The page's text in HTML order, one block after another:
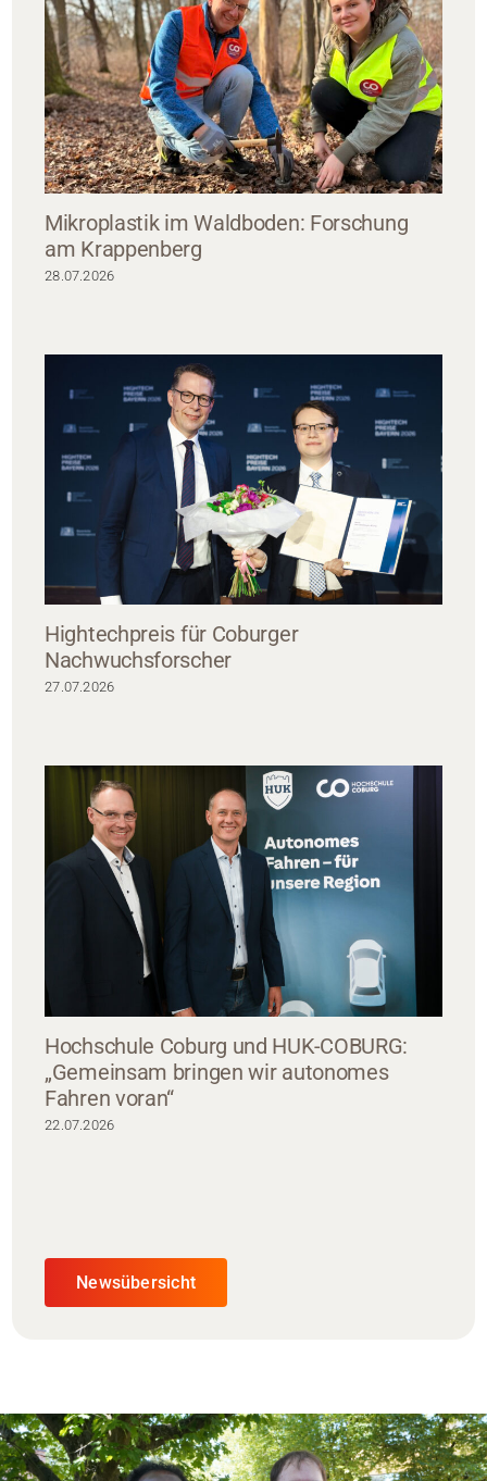
Mikroplastik im Waldboden: Forschung
am Krappenberg
28.07.2026
Hightechpreis für Coburger
Nachwuchsforscher
27.07.2026
Hochschule Coburg und HUK-COBURG:
„Gemeinsam bringen wir autonomes
Fahren voran“
22.07.2026
Newsübersicht